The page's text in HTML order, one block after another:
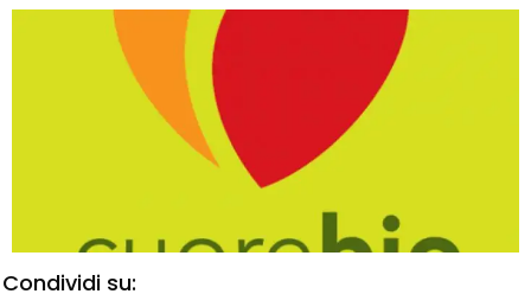
Condividi su: